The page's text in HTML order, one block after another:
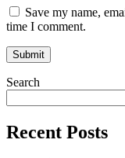
Save my name,
time I comment.
Search
Recent Posts